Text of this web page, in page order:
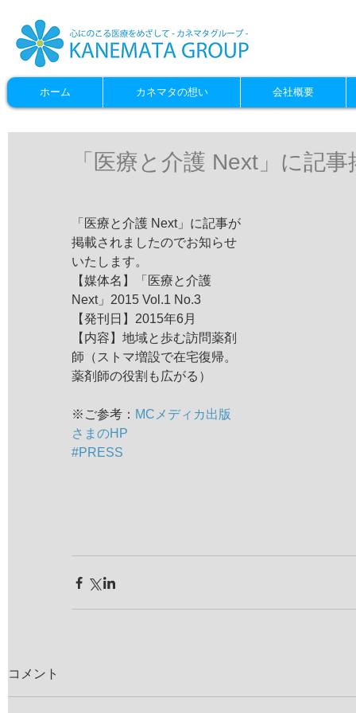
ホーム カネマタの想い 会社概要
「医療と介護 Next」に記
「医療と介護 Next」に記事が
掲載されましたのでお知らせ
いたします。
【媒体名】「医療と介護
Next」2015 Vol.1 No.3
【発刊日】2015年6月
【内容】地域と歩む訪問薬剤
師（ストマ増設で在宅復帰。
薬剤師の役割も広がる）
※ご参考： MCメディカ出版
さまのHP
#PRESS
コメント